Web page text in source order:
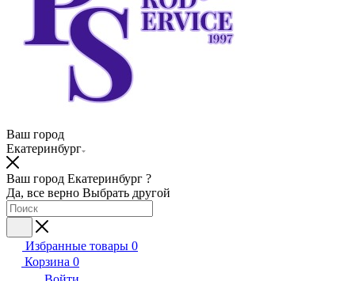
Ваш город
Екатеринбург
Ваш город Екатеринбург ?
Да, все верно Выбрать другой
Избранные товары 0
Корзина 0